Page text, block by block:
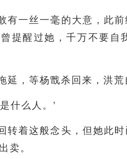
有一丝一毫的大意，此
提醒过她，千万不要
延，等杨戬杀回来，洪荒
什么人。’
转着这般念头，但她此
卖。